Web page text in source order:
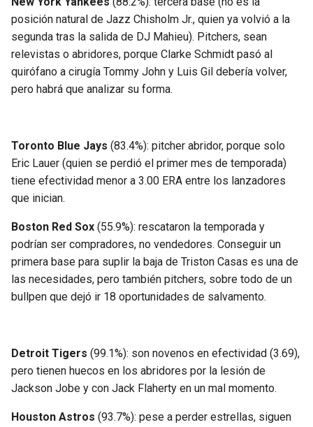
posición natural de Jazz Chisholm Jr., quien ya volvió a la
segunda tras la salida de DJ Mahieu). Pitchers, sean
relevistas o abridores, porque Clarke Schmidt pasó al
quirófano a cirugía Tommy John y Luis Gil debería volver,
pero habrá que analizar su forma.
Toronto Blue Jays (83.4%): pitcher abridor, porque solo
Eric Lauer (quien se perdió el primer mes de temporada)
tiene efectividad menor a 3.00 ERA entre los lanzadores
que inician.
Boston Red Sox (55.9%): rescataron la temporada y
podrían ser compradores, no vendedores. Conseguir un
primera base para suplir la baja de Triston Casas es una de
las necesidades, pero también pitchers, sobre todo de un
bullpen que dejó ir 18 oportunidades de salvamento.
Detroit Tigers (99.1%): son novenos en efectividad (3.69),
pero tienen huecos en los abridores por la lesión de
Jackson Jobe y con Jack Flaherty en un mal momento.
Houston Astros (93.7%): pese a perder estrellas, siguen